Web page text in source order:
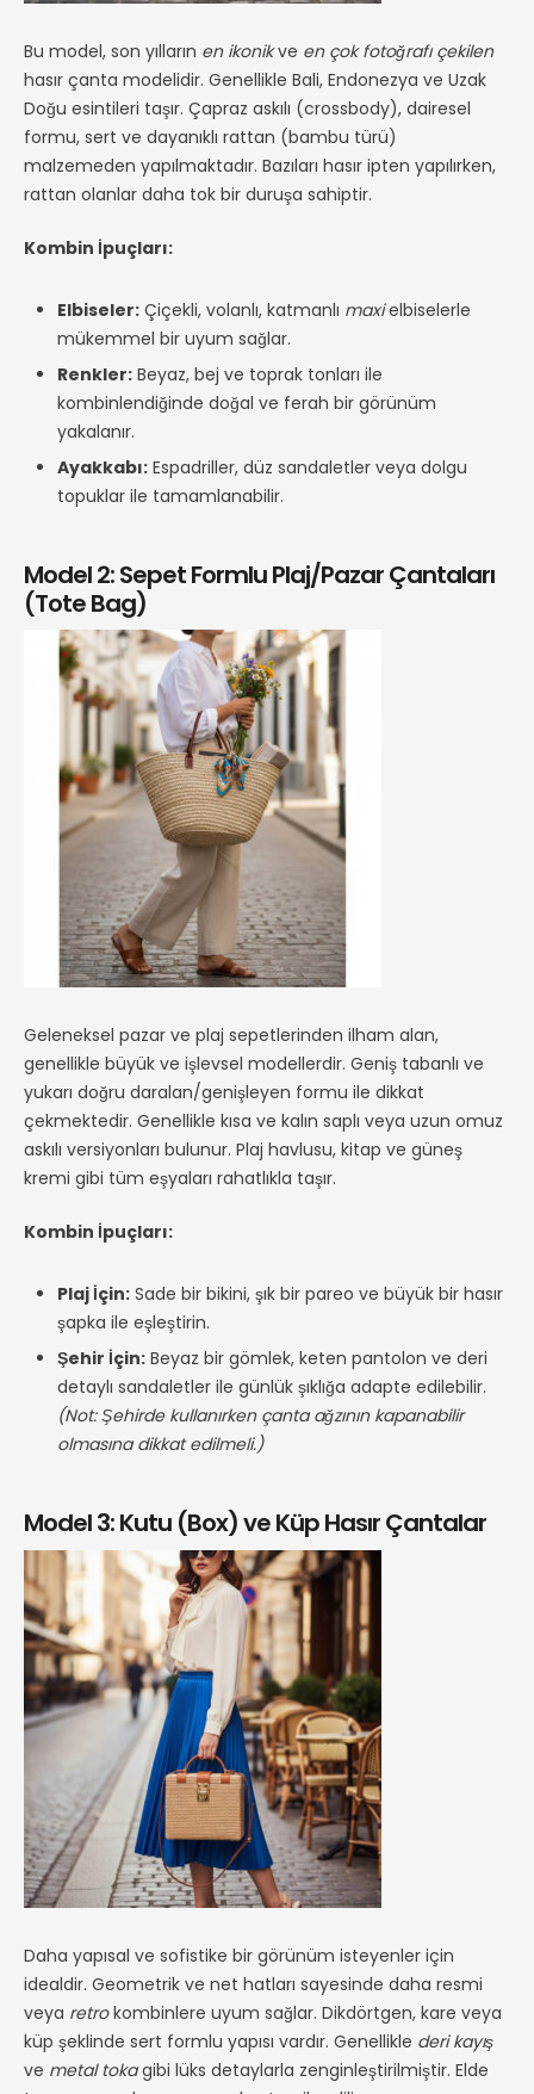
Bu model, son yılların en ikonikve en çok fotoğrafı çekilen
hasır çanta modelidir. Genellikle Bali, Endonezya ve Uzak
Doğu esintileri taşır. Çapraz askılı (crossbody), dairesel
formu, sert ve dayanıklı rattan (bambu türü)
malzemeden yapılmaktadır. Bazıları hasır ipten yapılırken,
rattan olanlar daha tok bir duruşa sahiptir.
Kombin İpuçları:
Elbiseler: Çiçekli, volanlı, katmanlı maxielbiselerle
mükemmel bir uyum sağlar.
Renkler: Beyaz, bej ve toprak tonları ile
kombinlendiğinde doğal ve ferah bir görünüm
yakalanır.
Ayakkabı: Espadriller, düz sandaletler veya dolgu
topuklar ile tamamlanabilir.
Model 2: Sepet Formlu Plaj/Pazar Çantaları
(Tote Bag)
Geleneksel pazar ve plaj sepetlerinden ilham alan,
genellikle büyük ve işlevsel modellerdir. Geniş tabanlı ve
yukarı doğru daralan/genişleyen formu ile dikkat
çekmektedir. Genellikle kısa ve kalın saplı veya uzun omuz
askılı versiyonları bulunur. Plaj havlusu, kitap ve güneş
kremi gibi tüm eşyaları rahatlıkla taşır.
Kombin İpuçları:
Plaj İçin: Sade bir bikini, şık bir pareo ve büyük bir hasır
şapka ile eşleştirin.
Şehir İçin: Beyaz bir gömlek, keten pantolon ve deri
detaylı sandaletler ile günlük şıklığa adapte edilebilir.
(Not: Şehirde kullanırken çanta ağzının kapanabilir
olmasına dikkat edilmeli.)
Model 3: Kutu (Box) ve Küp Hasır Çantalar
Daha yapısal ve sofistike bir görünüm isteyenler için
idealdir. Geometrik ve net hatları sayesinde daha resmi
veya retrokombinlere uyum sağlar. Dikdörtgen, kare veya
küp şeklinde sert formlu yapısı vardır. Genellikle deri kayış
ve metal tokagibi lüks detaylarla zenginleştirilmiştir. Elde